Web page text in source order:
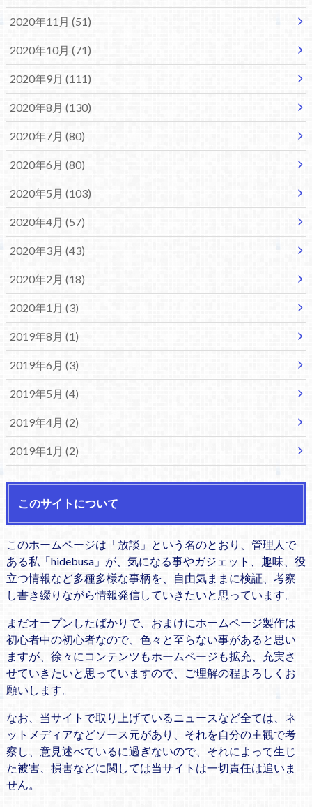
2020年11月 (51)
2020年10月 (71)
2020年9月 (111)
2020年8月 (130)
2020年7月 (80)
2020年6月 (80)
2020年5月 (103)
2020年4月 (57)
2020年3月 (43)
2020年2月 (18)
2020年1月 (3)
2019年8月 (1)
2019年6月 (3)
2019年5月 (4)
2019年4月 (2)
2019年1月 (2)
このサイトについて
このホームページは「放談」という名のとおり、管理人で
ある私「hidebusa」が、気になる事やガジェット、趣味、役
立つ情報など多種多様な事柄を、自由気ままに検証、考察
し書き綴りながら情報発信していきたいと思っています。
まだオープンしたばかりで、おまけにホームページ製作は
初心者中の初心者なので、色々と至らない事があると思い
ますが、徐々にコンテンツもホームページも拡充、充実さ
せていきたいと思っていますので、ご理解の程よろしくお
願いします。
なお、当サイトで取り上げているニュースなど全ては、ネ
ットメディアなどソース元があり、それを自分の主観で考
察し、意見述べているに過ぎないので、それによって生じ
た被害、損害などに関しては当サイトは一切責任は追いま
せん。